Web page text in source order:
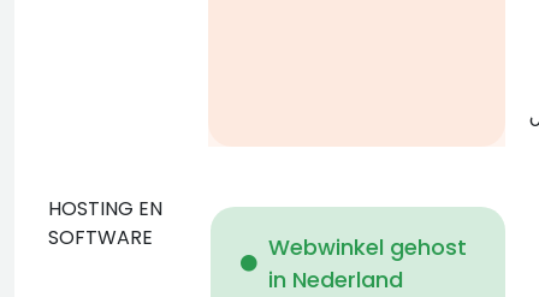
HOSTING EN
SOFTWARE
Webwinkel gehost
in Nederland